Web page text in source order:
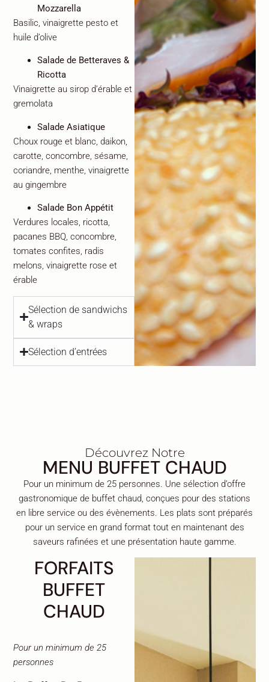
Mozzarella
Basilic, vinaigrette pesto et
huile d’olive
Salade de Betteraves &
Ricotta
Vinaigrette au sirop d’érable et
gremolata
Salade Asiatique
Choux rouge et blanc, daikon,
carotte, concombre, sésame,
coriandre, menthe, vinaigrette
au gingembre
Salade Bon Appétit
Verdures locales, ricotta,
pacanes BBQ, concombre,
tomates confites, radis
melons, vinaigrette rose et
érable
Sélection de sandwichs
& wraps
Sélection d’entrées
Découvrez Notre
MENU BUFFET CHAUD
Pour un minimum de 25 personnes. Une sélection d’offre
gastronomique de buffet chaud, conçues pour des stations
en libre service ou des évènements. Les plats sont préparés
pour un service en grand format tout en maintenant des
saveurs rafinées et une présentation haute gamme.
FORFAITS
BUFFET
CHAUD
Pour un minimum de 25
personnes